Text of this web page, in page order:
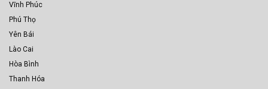
Vĩnh Phúc
Phú Thọ
Yên Bái
Lào Cai
Hòa Bình
Thanh Hóa